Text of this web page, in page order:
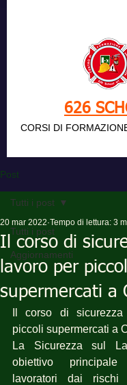
626
CORSI DI
Post
Tutti i post
Aggiornamenti
Tutti i post
Il corso di
lavoro per
supermercati a
20 mar 2022 Tempo di lettura: 3
Il corso di
piccoli supermercati a
La Sicurezza sul
obiettivo
lavoratori dai